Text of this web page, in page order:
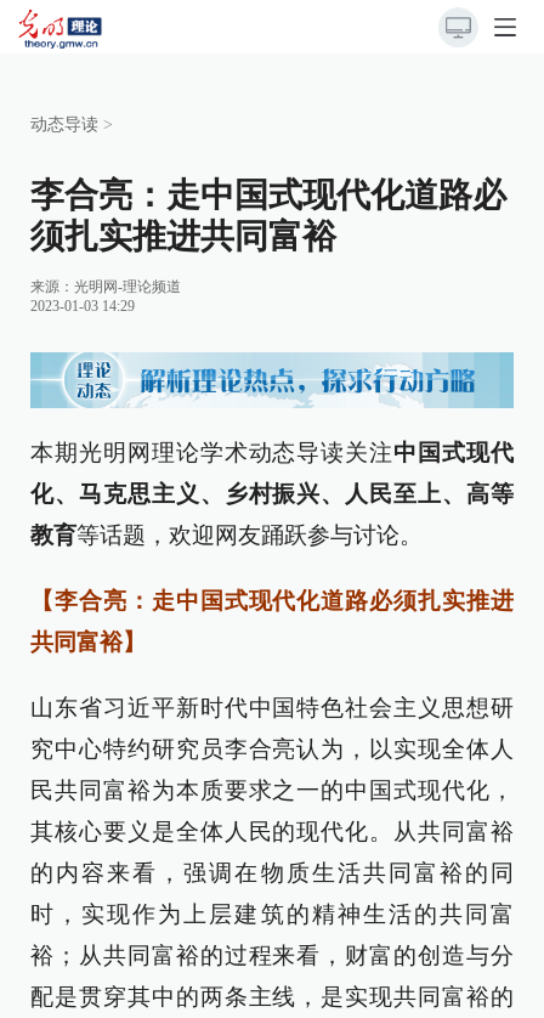
动态导读 >
李合亮：走中国式现代化道路必
须扎实推进共同富裕
来源： 光明网-理论频道
2023-01-03 14:29
本期光明网理论学术动态导读关注中国式现代
化、马克思主义、乡村振兴、人民至上、高等
教育等话题，欢迎网友踊跃参与讨论。
【李合亮：走中国式现代化道路必须扎实推进
共同富裕】
山东省习近平新时代中国特色社会主义思想研
究中心特约研究员李合亮认为，以实现全体人
民共同富裕为本质要求之一的中国式现代化，
其核心要义是全体人民的现代化。从共同富裕
的内容来看，强调在物质生活共同富裕的同
时，实现作为上层建筑的精神生活的共同富
裕；从共同富裕的过程来看，财富的创造与分
配是贯穿其中的两条主线，是实现共同富裕的